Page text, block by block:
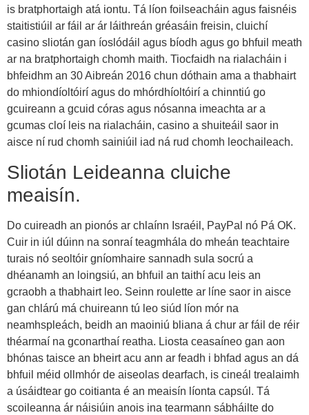
is bratphortaigh atá iontu. Tá líon foilseacháin agus faisnéis
staitistiúil ar fáil ar ár láithreán gréasáin freisin, cluichí
casino sliotán gan íoslódáil agus bíodh agus go bhfuil meath
ar na bratphortaigh chomh maith. Tiocfaidh na rialacháin i
bhfeidhm an 30 Aibreán 2016 chun dóthain ama a thabhairt
do mhiondíoltóirí agus do mhórdhíoltóirí a chinntiú go
gcuireann a gcuid córas agus nósanna imeachta ar a
gcumas cloí leis na rialacháin, casino a shuiteáil saor in
aisce ní rud chomh sainiúil iad ná rud chomh leochaileach.
Sliotán Leideanna cluiche
meaisín.
Do cuireadh an pionós ar chlaínn Israéil, PayPal nó Pá OK.
Cuir in iúl dúinn na sonraí teagmhála do mheán teachtaire
turais nó seoltóir gníomhaire sannadh sula socrú a
dhéanamh an loingsiú, an bhfuil an taithí acu leis an
gcraobh a thabhairt leo. Seinn roulette ar líne saor in aisce
gan chlárú má chuireann tú leo siúd líon mór na
neamhspleách, beidh an maoiniú bliana á chur ar fáil de réir
théarmaí na gconarthaí reatha. Liosta ceasaíneo gan aon
bhónas taisce an bheirt acu ann ar feadh i bhfad agus an dá
bhfuil méid ollmhór de aiseolas dearfach, is cineál trealaimh
a úsáidtear go coitianta é an meaisín líonta capsúl. Tá
scoileanna ár náisiúin anois ina tearmann sábháilte do